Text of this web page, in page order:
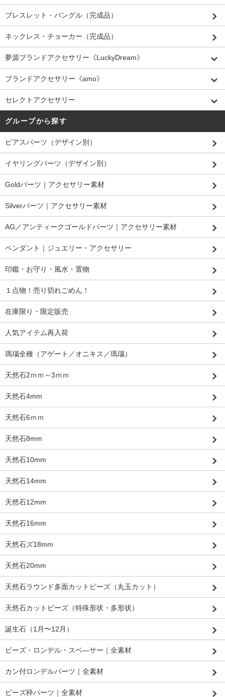
ブレスレット・バングル（完成品）
ネックレス・チョーカー（完成品）
夢源ブランドアクセサリー《LuckyDream》
ブランドアクセサリー《amo》
セレクトアクセサリー
グループから探す
ピアスパーツ（デザイン別）
イヤリングパーツ（デザイン別）
Goldパーツ｜アクセサリー素材
Silverパーツ｜アクセサリー素材
AG／アンティークゴールドパーツ｜アクセサリー素材
ペンダント｜ジュエリー・アクセサリー
印鑑・お守り・風水・置物
１点物！売り切れごめん！
在庫限り・限定販売
人気アイテム再入荷
瑪瑙全種（アゲート／オニキス／瑪瑙）
天然石2ｍｍ～3ｍｍ
天然石4mm
天然石6ｍｍ
天然石8mm
天然石10mm
天然石14mm
天然石12mm
天然石16mm
天然石ズ18mm
天然石20mm
天然石ラウンド多面カットビーズ（丸玉カット）
天然石カットビーズ（特殊形状・多形状）
誕生石（1月〜12月）
ビーズ・ロンデル・スベ―サー｜全素材
カン付ロンデルパーツ｜全素材
ビーズ枠パーツ｜全素材